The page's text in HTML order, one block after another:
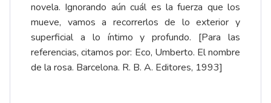
novela. Ignorando aún cuál es la fuerza que los
mueve, vamos a recorrerlos de lo exterior y
superficial a lo íntimo y profundo. [Para las
referencias, citamos por: Eco, Umberto. El nombre
de la rosa. Barcelona. R. B. A. Editores, 1993]